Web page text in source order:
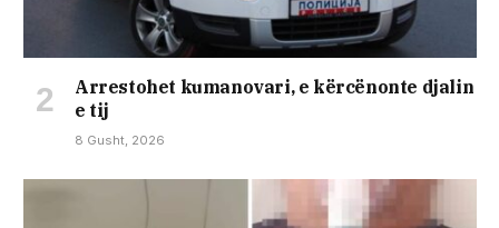
Arrestohet kumanovari, e kërcënonte djalin
e tij
8 Gusht, 2026